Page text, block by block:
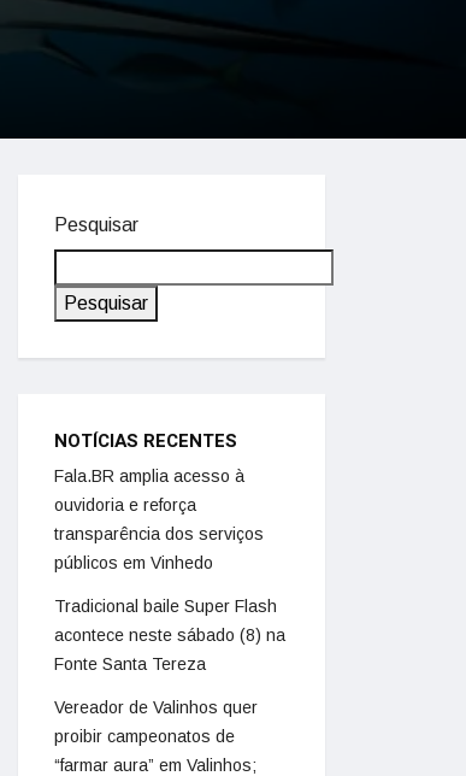
Pesquisar
Pesquisar
NOTÍCIAS RECENTES
Fala.BR amplia acesso à
ouvidoria e reforça
transparência dos serviços
públicos em Vinhedo
Tradicional baile Super Flash
acontece neste sábado (8) na
Fonte Santa Tereza
Vereador de Valinhos quer
proibir campeonatos de
“farmar aura” em Valinhos;